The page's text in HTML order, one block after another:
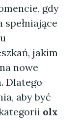
gdy
spełniające
jakim
nowe
Dlatego
aby być
olx